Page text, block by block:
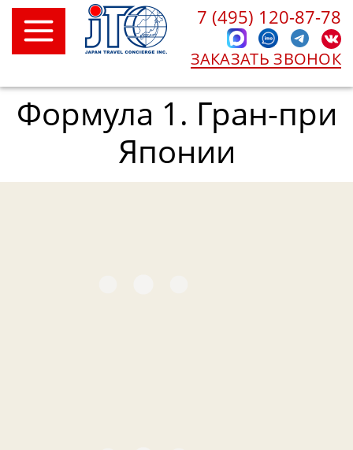
7 (495) 120-87-78
ЗАКАЗАТЬ ЗВОНОК
Формула 1. Гран-при
Японии